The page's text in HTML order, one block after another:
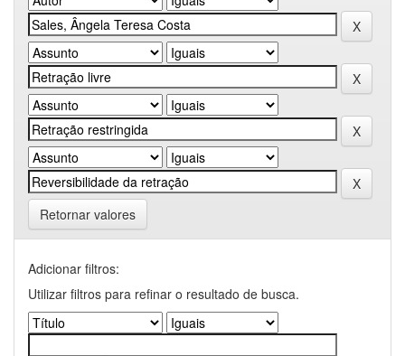
Retornar valores
Adicionar filtros:
Utilizar filtros para refinar o resultado de busca.